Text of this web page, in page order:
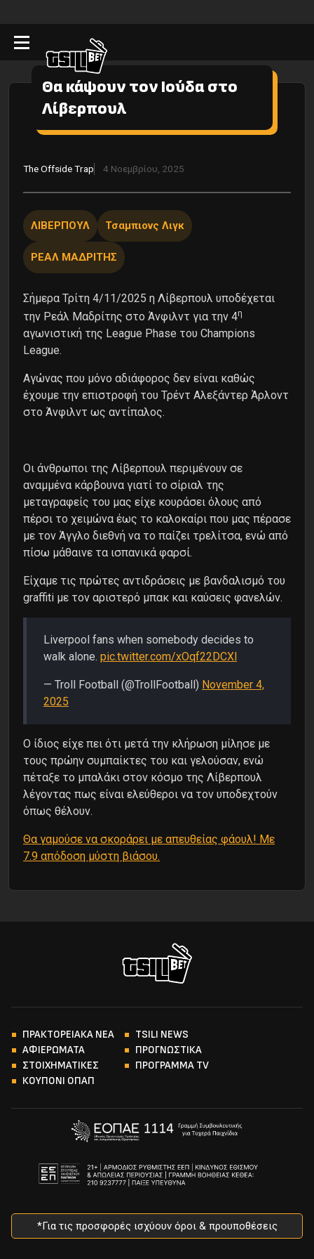
Θα κάψουν τον Ιούδα στο
Λίβερπουλ
The Οffside Τrap 4 Νοεμβρίου, 2025
ΛΙΒΕΡΠΟΥΛ Τσαμπιονς Λιγκ
ΡΕΑΛ ΜΑΔΡΙΤΗΣ
Σήμερα Τρίτη 4/11/2025 η Λίβερπουλ υποδέχεται
την Ρεάλ Μαδρίτης στο Άνφιλντ για την 4η
αγωνιστική της League Phase του Champions
League.
Αγώνας που μόνο αδιάφορος δεν είναι καθώς
έχουμε την επιστροφή του Τρέντ Αλεξάντερ Άρλοντ
στο Άνφιλντ ως αντίπαλος.
Οι άνθρωποι της Λίβερπουλ περιμένουν σε
αναμμένα κάρβουνα γιατί το σίριαλ της
μεταγραφείς του μας είχε κουράσει όλους από
πέρσι το χειμώνα έως το καλοκαίρι που μας πέρασε
με τον Άγγλο διεθνή να το παίζει τρελίτσα, ενώ από
πίσω μάθαινε τα ισπανικά φαρσί.
Είχαμε τις πρώτες αντιδράσεις με βανδαλισμό του
graffiti με τον αριστερό μπακ και καύσεις φανελών.
Liverpool fans when somebody decides to
walk alone. pic.twitter.com/xOqf22DCXl
— Troll Football (@TrollFootball) November 4,
2025
Ο ίδιος είχε πει ότι μετά την κλήρωση μίλησε με
τους πρώην συμπαίκτες του και γελούσαν, ενώ
πέταξε το μπαλάκι στον κόσμο της Λίβερπουλ
λέγοντας πως είναι ελεύθεροι να τον υποδεχτούν
όπως θέλουν.
Θα γαμούσε να σκοράρει με απευθείας φάουλ! Με
7.9 απόδοση μύστη βιάσου.
ΠΡΑΚΤΟΡΕΙΑΚΑ ΝΕΑ
TSILI NEWS
ΑΦΙΕΡΩΜΑΤΑ
ΠΡΟΓΝΩΣΤΙΚΑ
ΣΤΟΙΧΗΜΑΤΙΚΕΣ
ΠΡΟΓΡΑΜΜΑ TV
ΚΟΥΠΟΝΙ ΟΠΑΠ
*Για τις προσφορές ισχύουν όροι & προυποθέσεις